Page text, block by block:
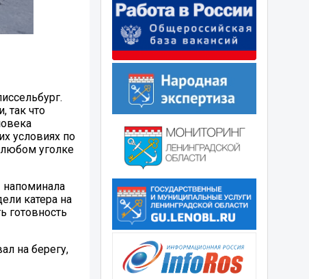
так что
условиях по
уголке
напоминала
катера на
готовность
на берегу,